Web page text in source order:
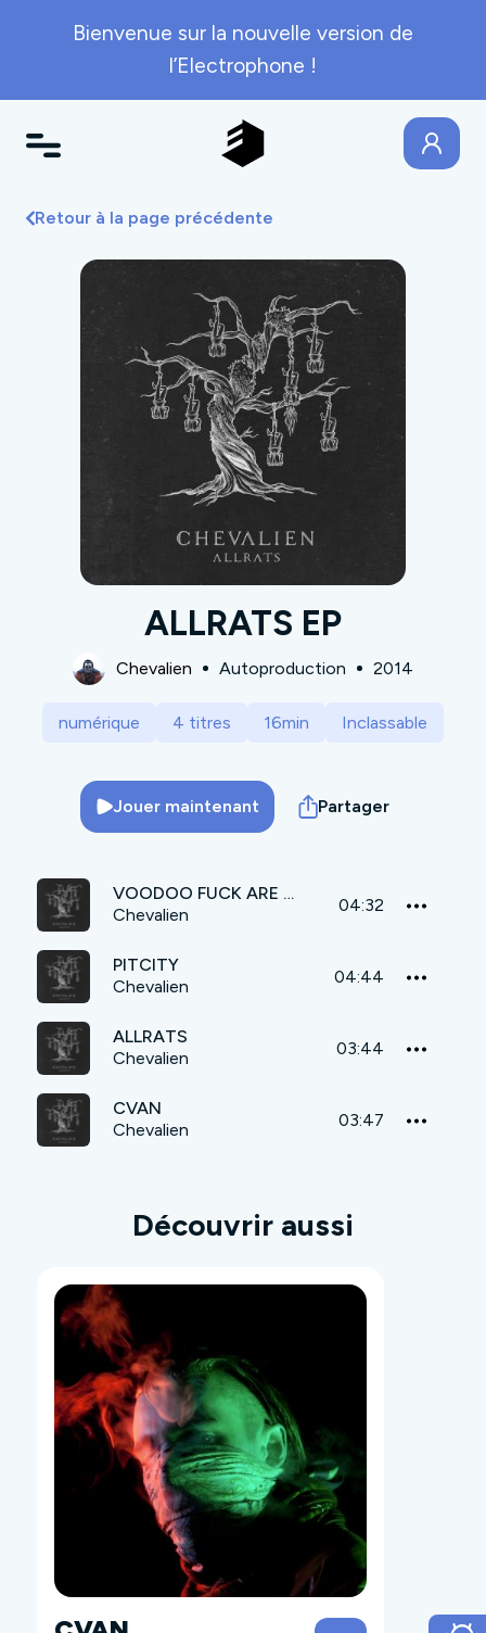
Bienvenue sur la nouvelle version de
l’Electrophone !
Retour à la page précédente
ALLRATS EP
Chevalien Autoproduction 2014
numérique 4 titres 16min Inclassable
Jouer maintenant Partager
VOODOO FUCK ARE YOU ?
Chevalien
04:32
PITCITY
Chevalien
04:44
ALLRATS
Chevalien
03:44
CVAN
Chevalien
03:47
Découvrir aussi